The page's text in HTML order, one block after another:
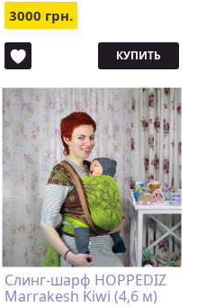
3000 грн.
КУПИТЬ
Слинг-шарф HOPPEDIZ
Marrakesh Kiwi (4,6 м)